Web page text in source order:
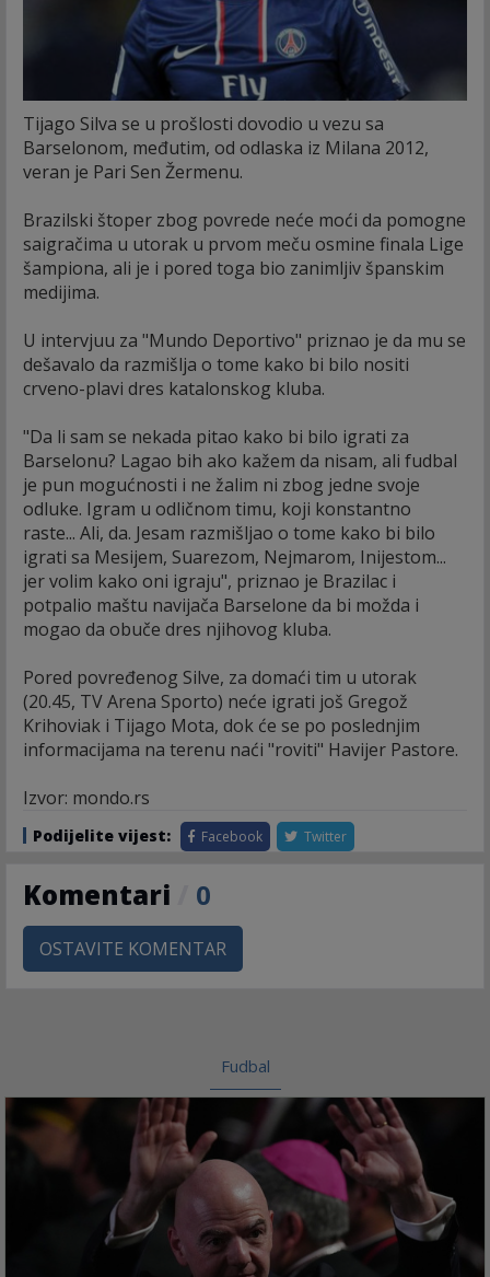
Tijago Silva se u prošlosti dovodio u vezu sa
Barselonom, međutim, od odlaska iz Milana 2012,
veran je Pari Sen Žermenu.
Brazilski štoper zbog povrede neće moći da pomogne
saigračima u utorak u prvom meču osmine finala Lige
šampiona, ali je i pored toga bio zanimljiv španskim
medijima.
U intervjuu za "Mundo Deportivo" priznao je da mu se
dešavalo da razmišlja o tome kako bi bilo nositi
crveno-plavi dres katalonskog kluba.
"Da li sam se nekada pitao kako bi bilo igrati za
Barselonu? Lagao bih ako kažem da nisam, ali fudbal
je pun mogućnosti i ne žalim ni zbog jedne svoje
odluke. Igram u odličnom timu, koji konstantno
raste... Ali, da. Jesam razmišljao o tome kako bi bilo
igrati sa Mesijem, Suarezom, Nejmarom, Inijestom...
jer volim kako oni igraju", priznao je Brazilac i
potpalio maštu navijača Barselone da bi možda i
mogao da obuče dres njihovog kluba.
Pored povređenog Silve, za domaći tim u utorak
(20.45, TV Arena Sporto) neće igrati još Gregož
Krihoviak i Tijago Mota, dok će se po poslednjim
informacijama na terenu naći "roviti" Havijer Pastore.
Izvor: mondo.rs
Podijelite vijest: Facebook Twitter
Komentari 0
OSTAVITE KOMENTAR
Fudbal